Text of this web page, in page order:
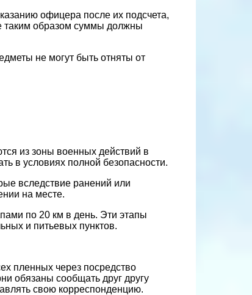
офицера после их подсчета,
таким образом суммы должны
не могут быть отняты от
из зоны военных действий в
в условиях полной безопасности.
вследствие ранений или
на месте.
по 20 км в день. Эти этапы
и питьевых пунктов.
пленных через посредство
обязаны сообщать друг другу
свою корреспонденцию.